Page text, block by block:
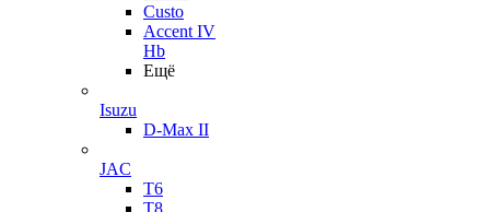
Custo
Accent IV
Hb
Ещё
Isuzu
D-Max II
JAC
T6
T8